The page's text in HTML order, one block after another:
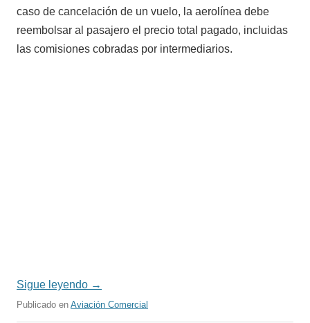
caso de cancelación de un vuelo, la aerolínea debe
reembolsar al pasajero el precio total pagado, incluidas
las comisiones cobradas por intermediarios.
Sigue leyendo →
Publicado en Aviación Comercial